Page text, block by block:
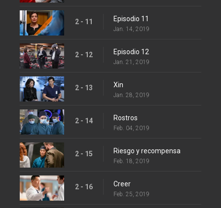
2 - 11 Episodio 11
Jan. 14, 2019
2 - 12 Episodio 12
Jan. 21, 2019
2 - 13 Xin
Jan. 28, 2019
2 - 14 Rostros
Feb. 04, 2019
2 - 15 Riesgo y recompensa
Feb. 18, 2019
2 - 16 Creer
Feb. 25, 2019